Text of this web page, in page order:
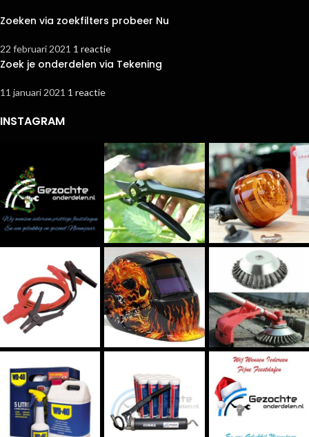
Zoeken via zoekfilters probeer Nu
22 februari 2021 1 reactie
Zoek je onderdelen via Tekening
11 januari 2021 1 reactie
INSTAGRAM